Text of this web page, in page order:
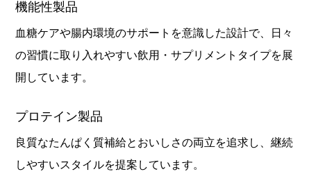
機能性製品
血糖ケアや腸内環境のサポートを意識した設計で、日々
の習慣に取り入れやすい飲用・サプリメントタイプを展
開しています。
プロテイン製品
良質なたんぱく質補給とおいしさの両立を追求し、継続
しやすいスタイルを提案しています。